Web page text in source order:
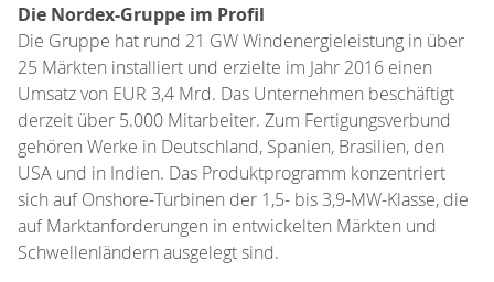
Die Nordex-Gruppe im Profil
Die Gruppe hat rund 21 GW Windenergieleistung in über
25 Märkten installiert und erzielte im Jahr 2016 einen
Umsatz von EUR 3,4 Mrd. Das Unternehmen beschäftigt
derzeit über 5.000 Mitarbeiter. Zum Fertigungsverbund
gehören Werke in Deutschland, Spanien, Brasilien, den
USA und in Indien. Das Produktprogramm konzentriert
sich auf Onshore-Turbinen der 1,5- bis 3,9-MW-Klasse, die
auf Marktanforderungen in entwickelten Märkten und
Schwellenländern ausgelegt sind.